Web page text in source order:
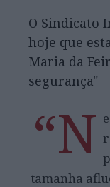
O Sindicato
hoje que
Maria da
segurança"
“N
tamanha